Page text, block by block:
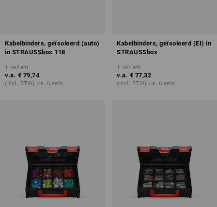
Kabelbinders, geïsoleerd (auto)
in STRAUSSbox 118
1 variant
v.a. € 79,74
(incl. BTW) v.a. 6 sets
Kabelbinders, geïsoleerd (EI) in
STRAUSSbox
1 variant
v.a. € 77,32
(incl. BTW) v.a. 6 sets